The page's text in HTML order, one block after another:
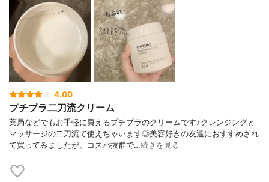
4.00
プチプラ二刀流クリーム
薬局などでもお手軽に買えるプチプラのクリームです♪クレンジングと
マッサージの二刀流で使えちゃいます◎美容好きの友達におすすめされ
て買ってみましたが、コスパ抜群で…続きを見る